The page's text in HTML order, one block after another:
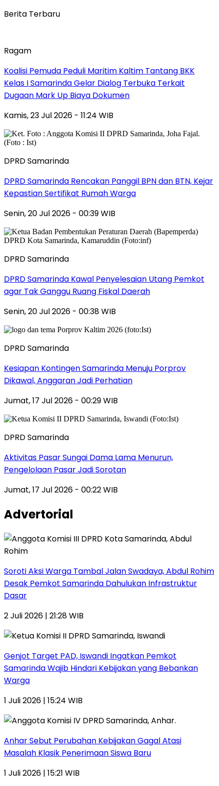
Berita Terbaru
Ragam
Koalisi Pemuda Peduli Maritim Kaltim Tantang BKK
Kelas I Samarinda Gelar Dialog Terbuka Terkait
Dugaan Mark Up Biaya Dokumen
Kamis, 23 Jul 2026 - 11:24 WIB
DPRD Samarinda
DPRD Samarinda Rencakan Panggil BPN dan BTN, Kejar
Kepastian Sertifikat Rumah Warga
Senin, 20 Jul 2026 - 00:39 WIB
DPRD Samarinda
DPRD Samarinda Kawal Penyelesaian Utang Pemkot
agar Tak Ganggu Ruang Fiskal Daerah
Senin, 20 Jul 2026 - 00:38 WIB
DPRD Samarinda
Kesiapan Kontingen Samarinda Menuju Porprov
Dikawal, Anggaran Jadi Perhatian
Jumat, 17 Jul 2026 - 00:29 WIB
DPRD Samarinda
Aktivitas Pasar Sungai Dama Lama Menurun,
Pengelolaan Pasar Jadi Sorotan
Jumat, 17 Jul 2026 - 00:22 WIB
Advertorial
Soroti Aksi Warga Tambal Jalan Swadaya, Abdul Rohim
Desak Pemkot Samarinda Dahulukan Infrastruktur
Dasar
2 Juli 2026 | 21:28 WIB
Genjot Target PAD, Iswandi Ingatkan Pemkot
Samarinda Wajib Hindari Kebijakan yang Bebankan
Warga
1 Juli 2026 | 15:24 WIB
Anhar Sebut Perubahan Kebijakan Gagal Atasi
Masalah Klasik Penerimaan Siswa Baru
1 Juli 2026 | 15:21 WIB